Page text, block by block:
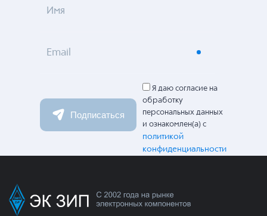
Имя
Email
Подписаться
Я даю согласие на
обработку
персональных данных
и ознакомлен(а) с
политикой
конфиденциальности